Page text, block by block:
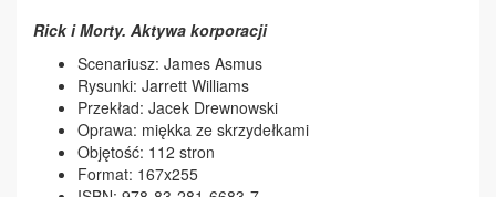
Rick i Morty. Aktywa korporacji
Scenariusz: James Asmus
Rysunki: Jarrett Williams
Przekład: Jacek Drewnowski
Oprawa: miękka ze skrzydełkami
Objętość: 112 stron
Format: 167x255